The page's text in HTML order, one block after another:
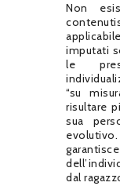
Non
imputati
le
“su
risultare
sua
dal